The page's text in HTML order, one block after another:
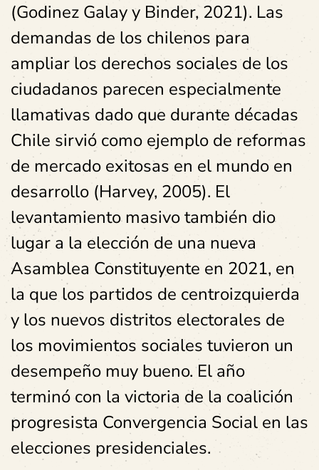
(Godinez Galay y Binder, 2021). Las
demandas de los chilenos para
ampliar los derechos sociales de los
ciudadanos parecen especialmente
llamativas dado que durante décadas
Chile sirvió como ejemplo de reformas
de mercado exitosas en el mundo en
desarrollo (Harvey, 2005). El
levantamiento masivo también dio
lugar a la elección de una nueva
Asamblea Constituyente en 2021, en
la que los partidos de centroizquierda
y los nuevos distritos electorales de
los movimientos sociales tuvieron un
desempeño muy bueno. El año
terminó con la victoria de la coalición
progresista Convergencia Social en las
elecciones presidenciales.